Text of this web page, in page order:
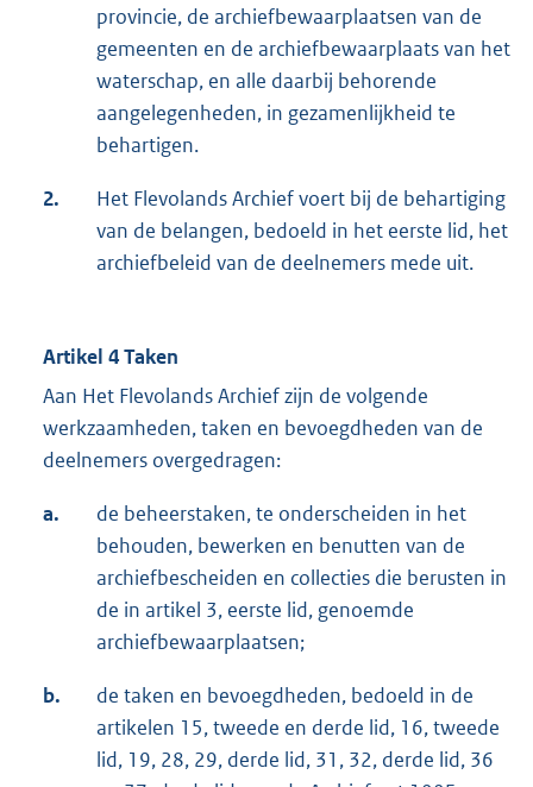
provincie, de archiefbewaarplaatsen van de
gemeenten en de archiefbewaarplaats van het
waterschap, en alle daarbij behorende
aangelegenheden, in gezamenlijkheid te
behartigen.
2.
Het Flevolands Archief voert bij de behartiging
van de belangen, bedoeld in het eerste lid, het
archiefbeleid van de deelnemers mede uit.
Artikel 4 Taken
Aan Het Flevolands Archief zijn de volgende
werkzaamheden, taken en bevoegdheden van de
deelnemers overgedragen:
a.
de beheerstaken, te onderscheiden in het
behouden, bewerken en benutten van de
archiefbescheiden en collecties die berusten in
de in artikel 3, eerste lid, genoemde
archiefbewaarplaatsen;
b.
de taken en bevoegdheden, bedoeld in de
artikelen 15, tweede en derde lid, 16, tweede
lid, 19, 28, 29, derde lid, 31, 32, derde lid, 36